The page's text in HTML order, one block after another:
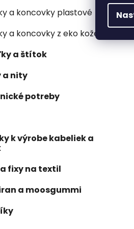
a koncovky plastové
a koncovky z eko kože
a štítok
a nity
potreby
k výrobe kabeliek a
fixy na textil
a moosgummi